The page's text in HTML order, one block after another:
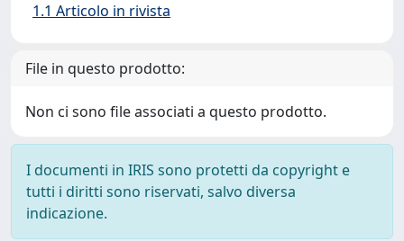
1.1 Articolo in rivista
File in questo prodotto:
Non ci sono file associati a questo prodotto.
I documenti in IRIS sono protetti da copyright e
tutti i diritti sono riservati, salvo diversa
indicazione.